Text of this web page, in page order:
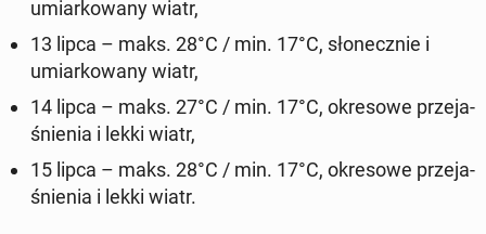
umiar­ko­wa­ny wiatr,
13 lipca – maks. 28°C / min. 17°C, sło­necz­nie i
umiar­ko­wa­ny wiatr,
14 lipca – maks. 27°C / min. 17°C, okre­so­we prze­ja­
śnie­nia i lekki wiatr,
15 lipca – maks. 28°C / min. 17°C, okre­so­we prze­ja­
śnie­nia i lekki wiatr.